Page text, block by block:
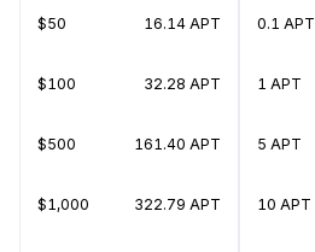
$50 16.14 APT
$100 32.28 APT
$500 161.40 APT
$1,000 322.79 APT
0.1 APT
1 APT
5 APT
10 APT